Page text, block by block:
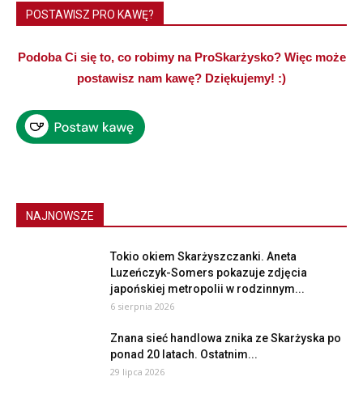
POSTAWISZ PRO KAWĘ?
Podoba Ci się to, co robimy na ProSkarżysko? Więc może
postawisz nam kawę? Dziękujemy! :)
NAJNOWSZE
Tokio okiem Skarżyszczanki. Aneta
Luzeńczyk-Somers pokazuje zdjęcia
japońskiej metropolii w rodzinnym...
6 sierpnia 2026
Znana sieć handlowa znika ze Skarżyska po
ponad 20 latach. Ostatnim...
29 lipca 2026